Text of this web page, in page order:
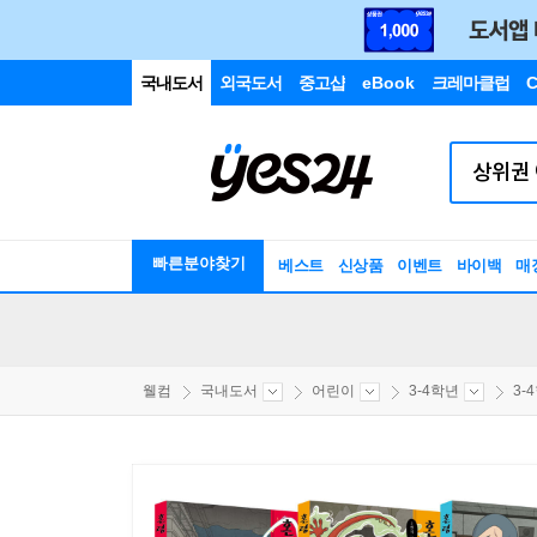
국내도서 외국도서 중고샵 eBook 크레마클럽
빠른분야찾기 베스트 신상품 이벤트 바이백 매
웰컴 국내도서 어린이 3-4학년 3-4